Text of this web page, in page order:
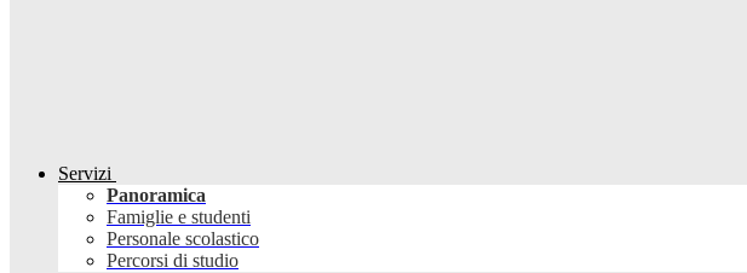
Servizi
Panoramica
Famiglie e studenti
Personale scolastico
Percorsi di studio